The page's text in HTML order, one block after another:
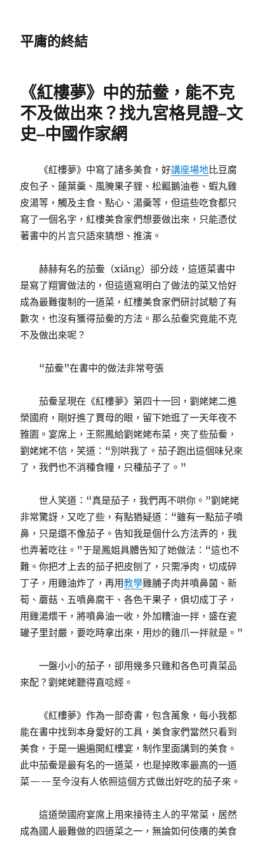
平庸的終結
《紅樓夢》中的茄鲞，能不克
不及做出來？找九宮格見證–文
史–中國作家網
《紅樓夢》中寫了諸多美食，好講座場地比豆腐
皮包子、蓮葉羹、風腌果子貍、松瓤鵝油卷、蝦丸雞
皮湯等，觸及主食、點心、湯羹等，但這些吃食都只
寫了一個名字，紅樓美食家們想要做出來，只能憑仗
著書中的片言只語來猜想、推演。
赫赫有名的茄鲞（xiǎng）卻分歧，這道菜書中
是寫了翔實做法的，但這道寫明白了做法的菜又恰好
成為最難復制的一道菜，紅樓美食家們研討試驗了有
數次，也沒有獲得茄鲞的方法。那么茄鲞究竟能不克
不及做出來呢？
“茄鲞”在書中的做法非常夸張
茄鲞呈現在《紅樓夢》第四十一回，劉姥姥二進
榮國府，剛好進了賈母的眼，留下她逛了一天年夜不
雅園。宴席上，王熙鳳給劉姥姥布菜，夾了些茄鲞，
劉姥姥不信，笑道：“別哄我了。茄子跑出這個味兒來
了，我們也不消種食糧，只種茄子了。”
世人笑道：“真是茄子，我們再不哄你。”劉姥姥
非常驚訝，又吃了些，有點猶疑道：“雖有一點茄子噴
鼻，只是還不像茄子。告知我是個什么方法弄的，我
也弄著吃往。”于是鳳姐具體告知了她做法：“這也不
難。你把才上去的茄子把皮刨了，只需凈肉，切成碎
丁子，用雞油炸了，再用教學雞脯子肉并噴鼻菌、新
筍、蘑菇、五噴鼻腐干、各色干果子，俱切成丁子，
用雞湯煨干，將噴鼻油一收，外加糟油一拌，盛在瓷
罐子里封嚴，要吃時拿出來，用炒的雞爪一拌就是。”
一盤小小的茄子，卻用幾多只雞和各色可貴菜品
來配？劉姥姥聽得直唸經。
《紅樓夢》作為一部奇書，包含萬象，每小我都
能在書中找到本身愛好的工具，美食家們當然只看到
美食，于是一遍遍開紅樓宴，制作里面講到的美食。
此中茄鲞是最有名的一道菜，也是掉敗率最高的一道
菜——至今沒有人依照這個方式做出好吃的茄子來。
這道榮國府宴席上用來接待主人的平常菜，居然
成為國人最難做的四道菜之一，無論如何伎癢的美食